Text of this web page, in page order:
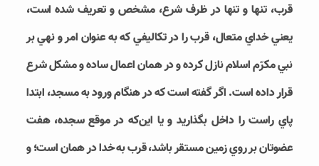
قرب، تنها و تنها در ظرف شرع، مشخص و تعريف شده است،
يعني خداي متعال، قرب را در تکاليفي که به عنوان امر و نهي بر
نبي مکرّم اسلام نازل کرده و در همان اعمال ساده و مشکل شرع
قرار داده است. اگر گفته است که در هنگام ورود به مسجد، ابتدا
پاي راست را داخل بگذاريد و يا اين‌که در موقع سجده، هفت
عضوتان بر روي زمين مستقر باشد، قرب به خدا در همان است؛ و